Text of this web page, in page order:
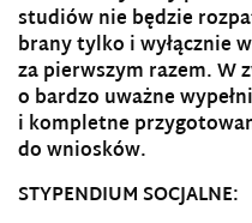
studiów nie będzie
brany tylko i wyłącznie
za pierwszym razem. W
o bardzo uważne
i kompletne
do wniosków.
STYPENDIUM SOCJALNE: